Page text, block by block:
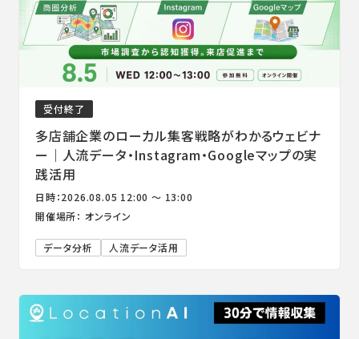
受付終了
多店舗企業のローカル集客戦略がわかるウェビナ
ー｜人流データ・Instagram・Googleマップの実
践活用
日時：2026.08.05 12:00 ～ 13:00
開催場所： オンライン
データ分析 人流データ活用